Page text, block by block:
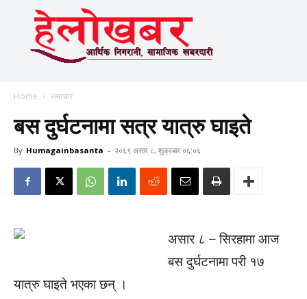
Home समाचार
बस दुर्घटनामा सत्र यात्रु घाइते
By Humagainbasanta - २०६९ असार ८, शुक्रबार ०६:०६
असार ८ – सिरहामा आज
बस दुर्घटनामा परी १७
यात्रु घाइते भएका छन् ।